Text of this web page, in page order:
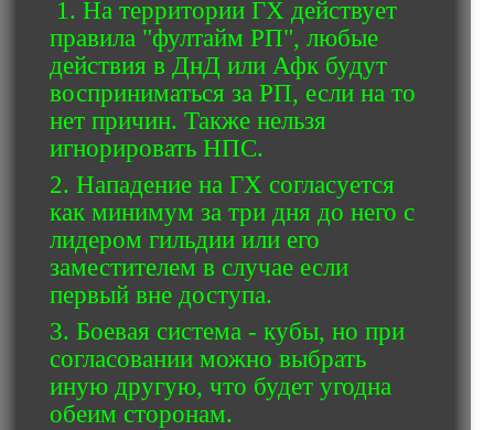
1. На территории ГХ действует
правила "фултайм РП", любые
действия в ДнД или Афк будут
восприниматься за РП, если на то
нет причин. Также нельзя
игнорировать НПС.
2. Нападение на ГХ согласуется
как минимум за три дня до него с
лидером гильдии или его
заместителем в случае если
первый вне доступа.
3. Боевая система - кубы, но при
согласовании можно выбрать
иную другую, что будет угодна
обеим сторонам.